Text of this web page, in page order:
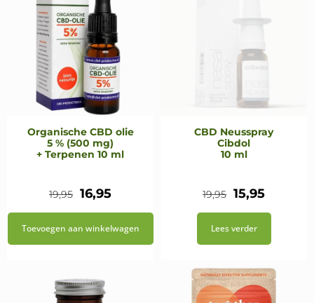
Organische CBD olie
5 % (500 mg)
+ Terpenen 10 ml
19,95 Oorspronkelijke
prijs
16,95Huidige
prijs
Toevoegen aan winkelwagen
CBD Neusspray
Cibdol
10 ml
19,95
prijs
15,95Huidige
prijs
Lees verder